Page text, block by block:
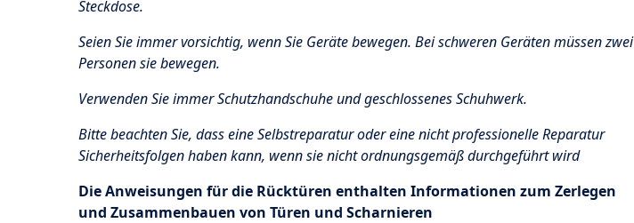
Steckdose.
Seien Sie immer vorsichtig, wenn Sie Geräte bewegen. Bei schweren Geräten müssen zwei
Personen sie bewegen.
Verwenden Sie immer Schutzhandschuhe und geschlossenes Schuhwerk.
Bitte beachten Sie, dass eine Selbstreparatur oder eine nicht professionelle Reparatur
Sicherheitsfolgen haben kann, wenn sie nicht ordnungsgemäß durchgeführt wird
Die Anweisungen für die Rücktüren enthalten Informationen zum Zerlegen
und Zusammenbauen von Türen und Scharnieren